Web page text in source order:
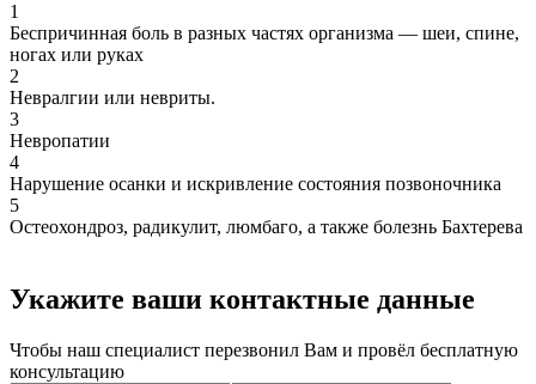
1
Беспричинная боль в разных частях организма — шеи, спине,
ногах или руках
2
Невралгии или невриты.
3
Невропатии
4
Нарушение осанки и искривление состояния позвоночника
5
Остеохондроз, радикулит, люмбаго, а также болезнь Бахтерева
Укажите ваши контактные данные
Чтобы наш специалист перезвонил Вам и провёл бесплатную
консультацию